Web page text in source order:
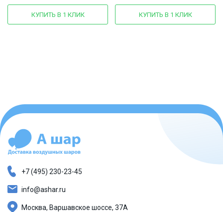
КУПИТЬ В 1 КЛИК КУПИТЬ В 1 КЛИК
+7 (495) 230-23-45
info@ashar.ru
Москва, Варшавское шоссе, 37А